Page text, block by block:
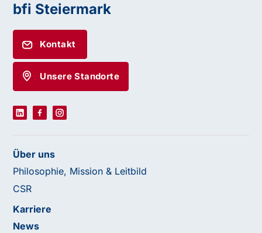
bfi Steiermark
Kontakt
Unsere Standorte
Über uns
Philosophie, Mission & Leitbild
CSR
Karriere
News